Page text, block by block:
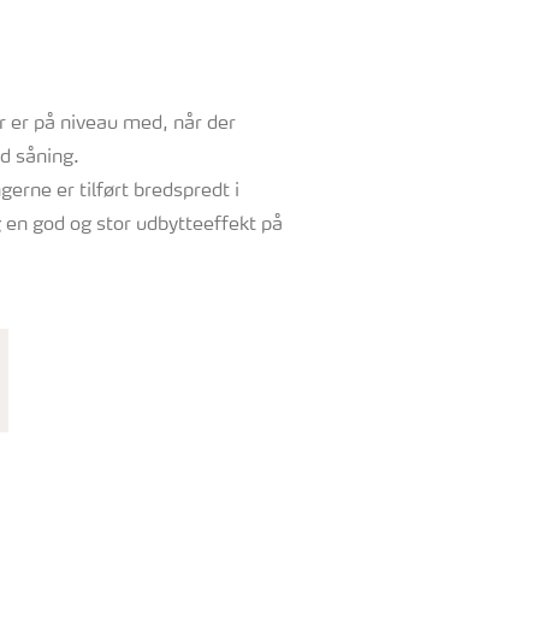
på niveau med, når der
såning.
er tilført bredspredt i
god og stor udbytteeffekt på